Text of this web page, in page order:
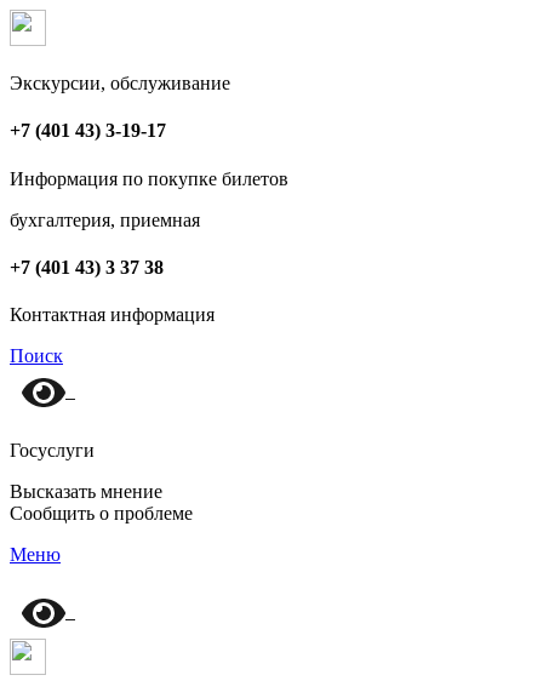
Экскурсии, обслуживание
+7 (401 43) 3-19-17
Информация по покупке билетов
бухгалтерия, приемная
+7 (401 43) 3 37 38
Контактная информация
Поиск
Госуслуги
Высказать мнение
Сообщить о проблеме
Меню